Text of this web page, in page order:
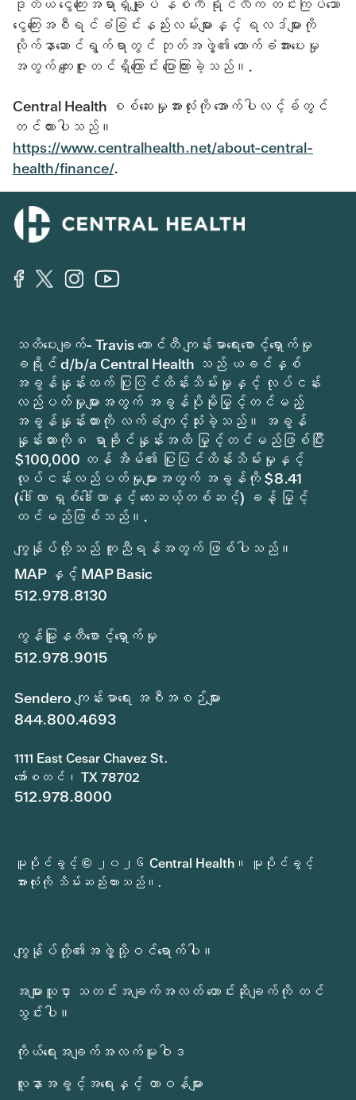
ဒုတိယ ငွေကြေးအရာရှိချုပ် နစ်ကီ ရိုင်လီက တင်းကြပ်သော
ငွေကြေးအစီရင်ခံခြင်းနည်းလမ်းများနှင့် ရလဒ်များကို
လိုက်နာဆောင်ရွက်ရာတွင် ဘုတ်အဖွဲ့၏ ထောက်ခံအားပေးမှု
အတွက် ကျေးဇူးတင်ရှိကြောင်း ပြောကြားခဲ့သည်။.
Central Health စစ်ဆေးမှုအားလုံးကို အောက်ပါလင့်ခ်တွင်
တင်ထားပါသည်။
https://www.centralhealth.net/about-central-
health/finance/.
သတိပေးချက်- Travis ကောင်တီ ကျန်းမာရေးစောင့်ရှောက်မှု
ခရိုင် d/b/a Central Health သည် ယခင်နှစ်
အခွန်နှုန်းထက် ပြုပြင်ထိန်းသိမ်းမှုနှင့် လုပ်ငန်း
လည်ပတ်မှုများအတွက် အခွန်ပိုမိုမြှင့်တင်မည့်
အခွန်နှုန်းထားကို လက်ခံကျင့်သုံးခဲ့သည်။ အခွန်
နှုန်းထားကို ၈ ရာခိုင်နှုန်းအထိ မြှင့်တင်မည်ဖြစ်ပြီး
$100,000 တန် အိမ်၏ ပြုပြင်ထိန်းသိမ်းမှုနှင့်
လုပ်ငန်းလည်ပတ်မှုများအတွက် အခွန်ကို $8.41
(ဒေါ်လာ ရှစ်ဒေါ်လာနှင့် လေးဆယ့်တစ်ဆင့်) ခန့် မြှင့်
တင်မည်ဖြစ်သည်။.
ကျွန်ုပ်တို့သည် ကူညီရန်အတွက် ဖြစ်ပါသည်။
MAP နှင့် MAP Basic
512.978.8130
ကွန်မြူနတီစောင့်ရှောက်မှု
512.978.9015
Sendero ကျန်းမာရေး အစီအစဉ်များ
844.800.4693
1111 East Cesar Chavez St.
အော်စတင်၊ TX 78702
512.978.8000
မူပိုင်ခွင့် © ၂၀၂၆ Central Health။ မူပိုင်ခွင့်
အားလုံးကို သိမ်းဆည်းထားသည်။.
ကျွန်ုပ်တို့၏အဖွဲ့သို့ဝင်ရောက်ပါ။
အများသူငှာ သတင်းအချက်အလတ် တောင်းဆိုချက်ကို တင်
သွင်းပါ။
ကိုယ်ရေးအချက်အလက်မူဝါဒ
လူနာအခွင့်အရေးနှင့် တာဝန်များ